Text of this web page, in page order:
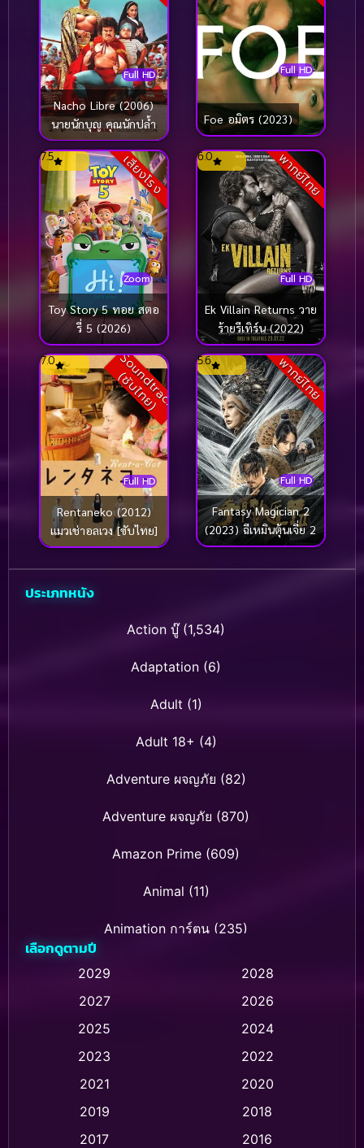
Full HD
Nacho Libre (2006)
นายนักบุญ คุณนักปล้ำ
Full HD
Foe อมิตร (2023)
เสียงโรง
Zoom
7.5
Toy Story 5 ทอย สตอ
รี่ 5 (2026)
พากย์ไทย
Full HD
6.0
Ek Villain Returns วาย
ร้ายรีเทิร์น (2022)
S
o
u
n
d
t
r
a
c
k
(
ซั
บ
ไ
ท
ย
)
Full HD
7.0
Rentaneko (2012)
แมวเช่าอลเวง [ซับไทย]
พากย์ไทย
Full HD
5.6
Fantasy Magician 2
(2023) ฉีเหมินตุ้นเจี่ย 2
ประเภทหนัง
Action บู๊(1,534)
Adaptation (6)
Adult (1)
Adult 18+ (4)
Adventure ผจญภัย (82)
Adventure ผจญภัย (870)
Amazon Prime (609)
Animal (11)
Animation การ์ตูน (235)
Animation การ์ตูน (32)
Animation การ์ตูน (28)
Animation แอนิเมชัน (1)
Animation แอนิเมชั่น (1)
เลือกดูตามปี
2029
2028
2027
2026
2025
2024
2023
2022
2021
2020
2019
2018
2017
2016